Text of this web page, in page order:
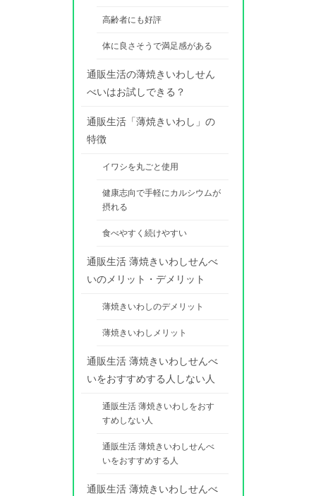
高齢者にも好評
体に良さそうで満足感がある
通販生活の薄焼きいわしせん
べいはお試しできる？
通販生活「薄焼きいわし」の
特徴
イワシを丸ごと使用
健康志向で手軽にカルシウムが
摂れる
食べやすく続けやすい
通販生活 薄焼きいわしせんべ
いのメリット・デメリット
薄焼きいわしのデメリット
薄焼きいわしメリット
通販生活 薄焼きいわしせんべ
いをおすすめする人しない人
通販生活 薄焼きいわしをおす
すめしない人
通販生活 薄焼きいわしせんべ
いをおすすめする人
通販生活 薄焼きいわしせんべ